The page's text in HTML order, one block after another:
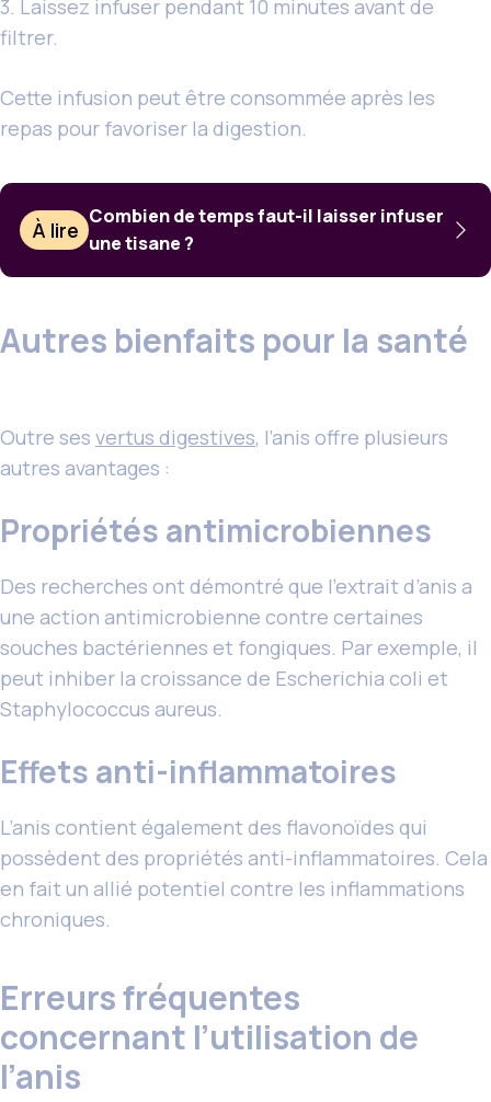
3. Laissez infuser pendant 10 minutes avant de
filtrer.
Cette infusion peut être consommée après les
repas pour favoriser la digestion.
À lire
Combien de temps faut-il laisser infuser
une tisane ?
Autres bienfaits pour la santé
Outre ses vertus digestives, l’anis offre plusieurs
autres avantages :
Propriétés antimicrobiennes
Des recherches ont démontré que l’extrait d’anis a
une action antimicrobienne contre certaines
souches bactériennes et fongiques. Par exemple, il
peut inhiber la croissance de Escherichia coli et
Staphylococcus aureus.
Effets anti-inflammatoires
L’anis contient également des flavonoïdes qui
possèdent des propriétés anti-inflammatoires. Cela
en fait un allié potentiel contre les inflammations
chroniques.
Erreurs fréquentes
concernant l’utilisation de
l’anis